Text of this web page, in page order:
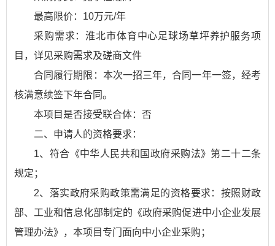
最高限价：10万元/年
采购需求：淮北市体育中心足球场草坪养护服务项
目，详见采购需求及磋商文件
合同履行期限：本次一招三年，合同一年一签，经考
核满意续签下年合同。
本项目是否接受联合体：否
二、申请人的资格要求：
1、符合《中华人民共和国政府采购法》第二十二条
规定；
2、落实政府采购政策需满足的资格要求：按照财政
部、工业和信息化部制定的《政府采购促进中小企业发展
管理办法》，本项目专门面向中小企业采购；